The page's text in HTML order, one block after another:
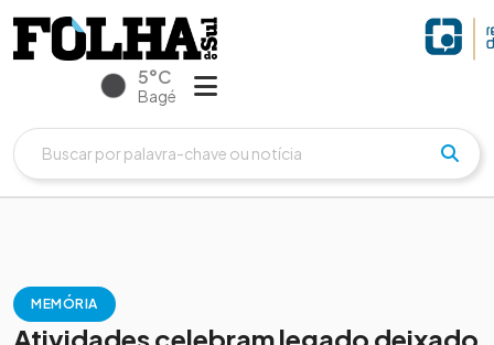
5°C
Bagé
MEMÓRIA
Atividades celebram legado deixado